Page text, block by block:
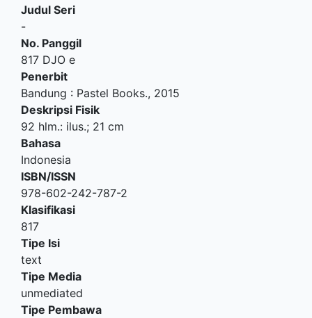
Judul Seri
-
No. Panggil
817 DJO e
Penerbit
Bandung : Pastel Books., 2015
Deskripsi Fisik
92 hlm.: ilus.; 21 cm
Bahasa
Indonesia
ISBN/ISSN
978-602-242-787-2
Klasifikasi
817
Tipe Isi
text
Tipe Media
unmediated
Tipe Pembawa